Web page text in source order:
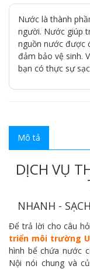
Nước là thành
người. Nước giúp
nguồn nước được
đảm bảo vệ sinh.
bạn có thực sự
Mô tả
DỊCH VỤ
NHANH -
Để trả lời cho câu
triển môi trường
hình bể chứa nước
Nội nói chung và